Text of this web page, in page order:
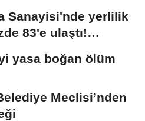
Sanayisi'nde yerlilik
83'e ulaştı!
yasa boğan ölüm
Meclisi’nden